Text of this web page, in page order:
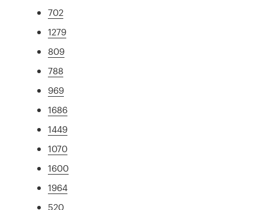
702
1279
809
788
969
1686
1449
1070
1600
1964
520